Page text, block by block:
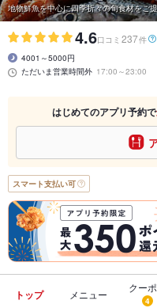
地物鮮魚を中心に四季折々の旬食材をご
4.6口コミ 237件
4001～5000円
ただいま営業時間外 17:00～23:00
はじめてのアプリ予約で
スマート支払い可
トップ メニュー
クー
4